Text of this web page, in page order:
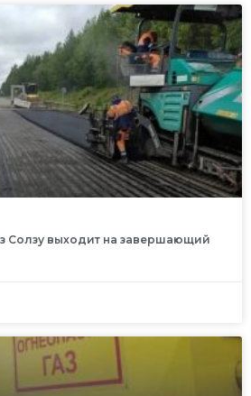
Солзу выходит на завершающий